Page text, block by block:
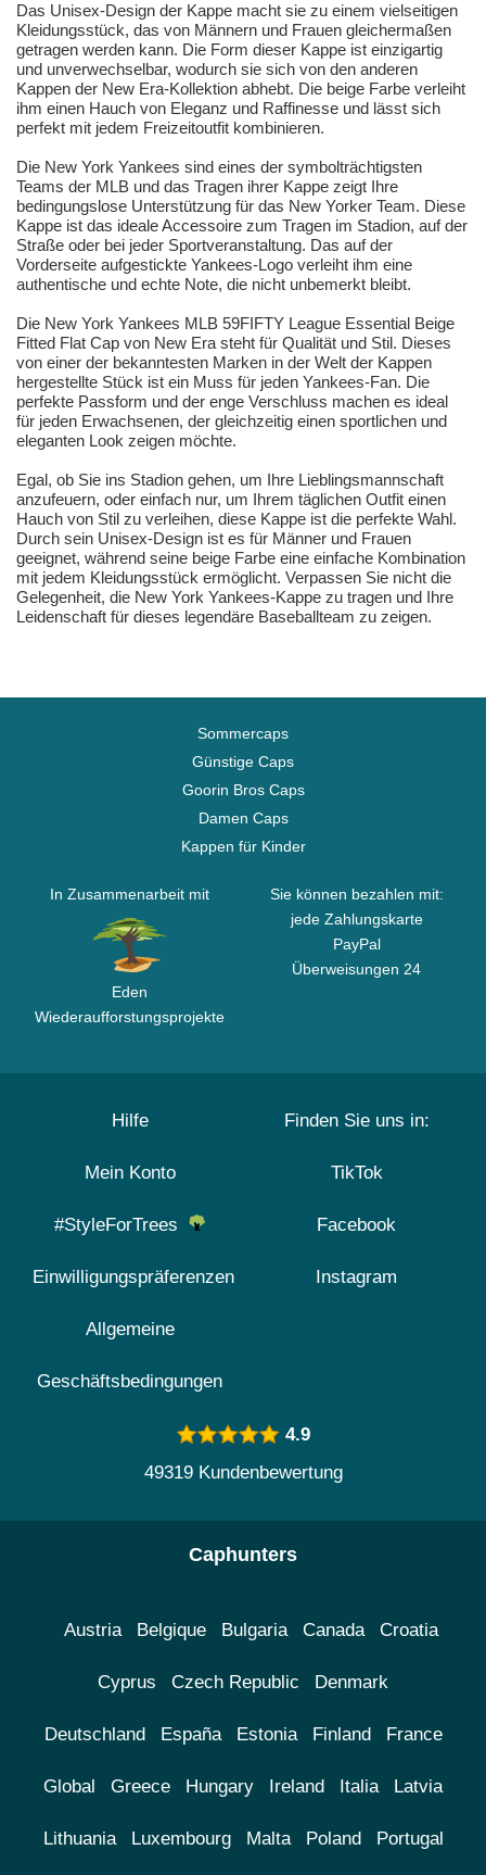
Das Unisex-Design der Kappe macht sie zu einem vielseitigen
Kleidungsstück, das von Männern und Frauen gleichermaßen
getragen werden kann. Die Form dieser Kappe ist einzigartig
und unverwechselbar, wodurch sie sich von den anderen
Kappen der New Era-Kollektion abhebt. Die beige Farbe verleiht
ihm einen Hauch von Eleganz und Raffinesse und lässt sich
perfekt mit jedem Freizeitoutfit kombinieren.
Die New York Yankees sind eines der symbolträchtigsten
Teams der MLB und das Tragen ihrer Kappe zeigt Ihre
bedingungslose Unterstützung für das New Yorker Team. Diese
Kappe ist das ideale Accessoire zum Tragen im Stadion, auf der
Straße oder bei jeder Sportveranstaltung. Das auf der
Vorderseite aufgestickte Yankees-Logo verleiht ihm eine
authentische und echte Note, die nicht unbemerkt bleibt.
Die New York Yankees MLB 59FIFTY League Essential Beige
Fitted Flat Cap von New Era steht für Qualität und Stil. Dieses
von einer der bekanntesten Marken in der Welt der Kappen
hergestellte Stück ist ein Muss für jeden Yankees-Fan. Die
perfekte Passform und der enge Verschluss machen es ideal
für jeden Erwachsenen, der gleichzeitig einen sportlichen und
eleganten Look zeigen möchte.
Egal, ob Sie ins Stadion gehen, um Ihre Lieblingsmannschaft
anzufeuern, oder einfach nur, um Ihrem täglichen Outfit einen
Hauch von Stil zu verleihen, diese Kappe ist die perfekte Wahl.
Durch sein Unisex-Design ist es für Männer und Frauen
geeignet, während seine beige Farbe eine einfache Kombination
mit jedem Kleidungsstück ermöglicht. Verpassen Sie nicht die
Gelegenheit, die New York Yankees-Kappe zu tragen und Ihre
Leidenschaft für dieses legendäre Baseballteam zu zeigen.
Sommercaps
Günstige Caps
Goorin Bros Caps
Damen Caps
Kappen für Kinder
In Zusammenarbeit mit
Eden
Wiederaufforstungsprojekte
Sie können bezahlen mit:
jede Zahlungskarte
PayPal
Überweisungen 24
Hilfe
Mein Konto
#StyleForTrees
Einwilligungspräferenzen
Allgemeine
Geschäftsbedingungen
Finden Sie uns in:
TikTok
Facebook
Instagram
4.9
49319 Kundenbewertung
Caphunters
Austria Belgique Bulgaria Canada Croatia
Cyprus Czech Republic Denmark
Deutschland España Estonia Finland France
Global Greece Hungary Ireland Italia Latvia
Lithuania Luxembourg Malta Poland Portugal